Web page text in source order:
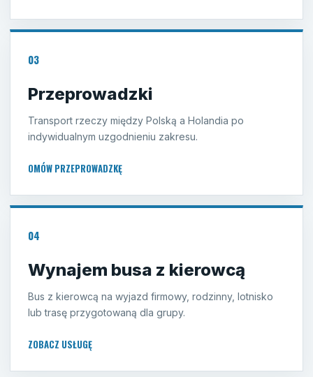
03
Przeprowadzki
Transport rzeczy między Polską a Holandia po
indywidualnym uzgodnieniu zakresu.
OMÓW PRZEPROWADZKĘ
04
Wynajem busa z kierowcą
Bus z kierowcą na wyjazd firmowy, rodzinny, lotnisko
lub trasę przygotowaną dla grupy.
ZOBACZ USŁUGĘ